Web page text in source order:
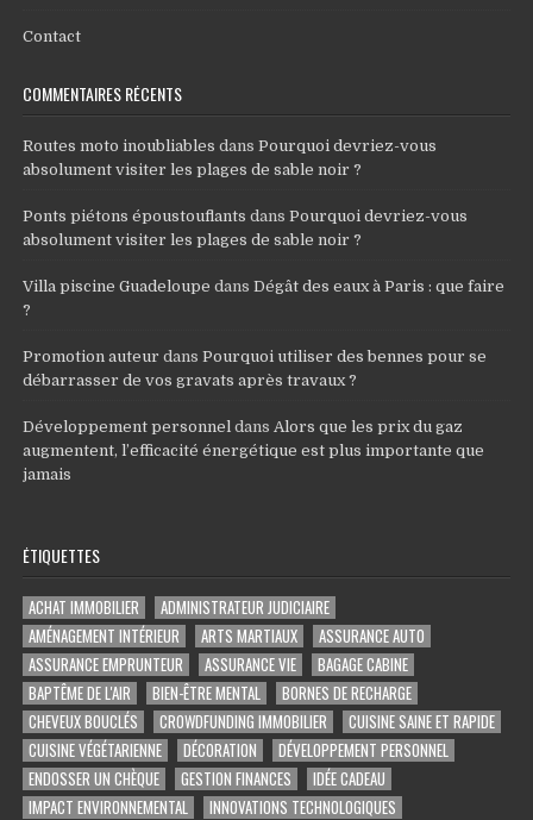
Contact
COMMENTAIRES RÉCENTS
Routes moto inoubliables dansPourquoi devriez-vous
absolument visiter les plages de sable noir ?
Ponts piétons époustouflants dansPourquoi devriez-vous
absolument visiter les plages de sable noir ?
Villa piscine Guadeloupe dansDégât des eaux à Paris : que faire
?
Promotion auteur dansPourquoi utiliser des bennes pour se
débarrasser de vos gravats après travaux ?
Développement personnel dans Alors que les prix du gaz
augmentent, l’efficacité énergétique est plus importante que
jamais
ÉTIQUETTES
ACHAT IMMOBILIER
ADMINISTRATEUR JUDICIAIRE
AMÉNAGEMENT INTÉRIEUR
ARTS MARTIAUX
ASSURANCE AUTO
ASSURANCE EMPRUNTEUR
ASSURANCE VIE
BAGAGE CABINE
BAPTÊME DE L'AIR
BIEN-ÊTRE MENTAL
BORNES DE RECHARGE
CHEVEUX BOUCLÉS
CROWDFUNDING IMMOBILIER
CUISINE SAINE ET RAPIDE
CUISINE VÉGÉTARIENNE
DÉCORATION
DÉVELOPPEMENT PERSONNEL
ENDOSSER UN CHÈQUE
GESTION FINANCES
IDÉE CADEAU
IMPACT ENVIRONNEMENTAL
INNOVATIONS TECHNOLOGIQUES